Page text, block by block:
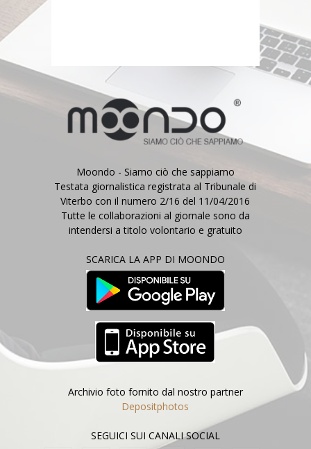
Moondo - Siamo ciò che sappiamo
Testata giornalistica registrata al Tribunale di
Viterbo con il numero 2/16 del 11/04/2016
Tutte le collaborazioni al giornale sono da
intendersi a titolo volontario e gratuito
SCARICA LA APP DI MOONDO
Archivio foto fornito dal nostro partner
Depositphotos
SEGUICI SUI CANALI SOCIAL